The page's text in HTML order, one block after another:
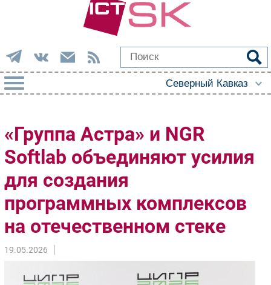
Импорто­замещение
Автоматизация Промышленности
Интернет
Мобильная связь
Фиксированная связь
Интеграция
Рынок ПК
Торговые сети
«Группа Астра» и NGR
Softlab объединяют усилия
для создания
программных комплексов
на отечественном стеке
19.05.2026